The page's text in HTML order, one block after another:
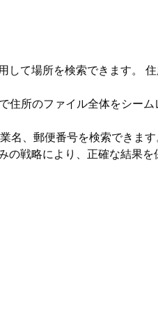
して場所を検索できます。
住所のファイル全体をシーム
名、郵便番号を検索できます
の戦略により、正確な結果を